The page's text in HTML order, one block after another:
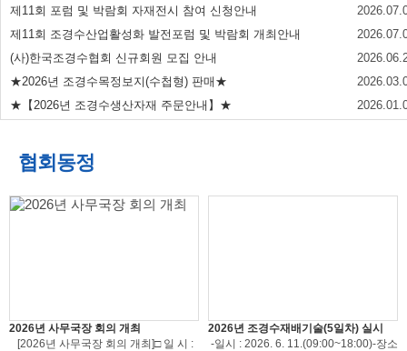
제11회 포럼 및 박람회 자재전시 참여 신청안내
제11회 조경수산업활성화 발전포럼 및 박람회 개최안내
(사)한국조경수협회 신규회원 모집 안내
★2026년 조경수목정보지(수첩형) 판매★
★【2026년 조경수생산자재 주문안내】★
협회동정
2026년 사무국장 회의 개최
[2026년 사무국장 회의 개최]□ 일 시 :
2026년 조경수재배기술(5일차) 실시
-일시 : 2026. 6. 11.(09:00~18:00)-장소